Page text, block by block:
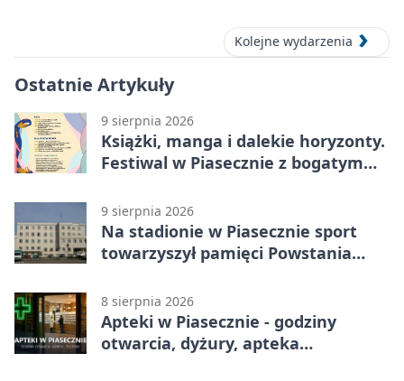
Kolejne wydarzenia
Ostatnie Artykuły
9 sierpnia 2026
Książki, manga i dalekie horyzonty.
Festiwal w Piasecznie z bogatym
9 sierpnia 2026
Na stadionie w Piasecznie sport
towarzyszył pamięci Powstania
8 sierpnia 2026
Apteki w Piasecznie - godziny
otwarcia, dyżury, apteka